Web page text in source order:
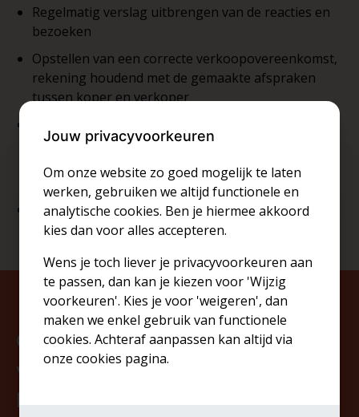
Regelmatig verslag uitbrengen van de reacties en
bezoeken
Opstellen van een correcte verkoopovereenkomst,
rekening houdend met de gemaakte afspraken
tussen koper en verkoper
keuze (een compromis wordt steeds ter inzage
ondertekenen!)
Praktische ondersteuning na afhandeling van de
verkoop (verhuis, tellers, ed.)
Op zoek naar een betrouwbare
vastgoedpartner in jouw buurt?
Neem vandaag nog contact op
Jouw privacyvoorkeuren
Om onze website zo goed mogelijk te laten
werken, gebruiken we altijd functionele en
analytische cookies. Ben je hiermee akkoord
kies dan voor alles accepteren.
Wens je toch liever je privacyvoorkeuren aan
te passen, dan kan je kiezen voor 'Wijzig
voorkeuren'. Kies je voor 'weigeren', dan
maken we enkel gebruik van functionele
cookies. Achteraf aanpassen kan altijd via
onze cookies pagina.